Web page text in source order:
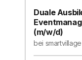
Duale
(m/w/d)
bei